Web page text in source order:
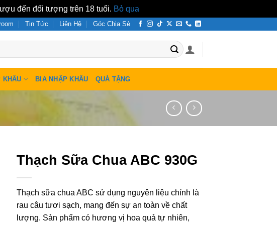
đến đối tượng trên 18 tuổi. Bỏ qua
Tin Tức Liên Hệ Góc Chia Sẻ
KHẨU BIA NHẬP KHẨU QUÀ TẶNG
Thạch Sữa Chua ABC 930G
Thạch sữa chua ABC sử dụng nguyên liệu chính là
rau câu tươi sạch, mang đến sự an toàn về chất
lượng. Sản phẩm có hương vị hoa quả tự nhiên,